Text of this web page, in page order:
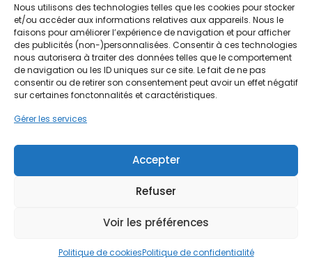
Nous utilisons des technologies telles que les cookies pour stocker
et/ou accéder aux informations relatives aux appareils. Nous le
faisons pour améliorer l’expérience de navigation et pour afficher
des publicités (non-)personnalisées. Consentir à ces technologies
nous autorisera à traiter des données telles que le comportement
de navigation ou les ID uniques sur ce site. Le fait de ne pas
consentir ou de retirer son consentement peut avoir un effet négatif
sur certaines fonctonnalités et caractéristiques.
Gérer les services
Accepter
Refuser
Voir les préférences
Politique de cookiesPolitique de confidentialité